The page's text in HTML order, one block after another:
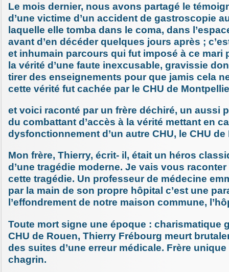
Le mois dernier, nous avons partagé le
d’une victime d’un accident de gastroscopie
laquelle elle tomba dans le coma, dans
avant d’en décéder quelques jours après ;
et inhumain parcours qui fut imposé à ce mari
la vérité d’une faute inexcusable, gravissie
tirer des enseignements pour que jamis cela
cette vérité fut cachée par le CHU de
et voici raconté par un frère déchiré, un aussi
du combattant d’accès à la vérité mettant en
dysfonctionnement d’un autre CHU, le CHU de
Mon frère, Thierry, écrit- il, était un héros
d’une tragédie moderne. Je vais vous
cette tragédie. Un professeur de médecine
par la main de son propre hôpital c’est une
l’effondrement de notre maison commune,
Toute mort signe une époque : charismatique
CHU de Rouen, Thierry Frébourg meurt
des suites d’une erreur médicale. Frère
chagrin.